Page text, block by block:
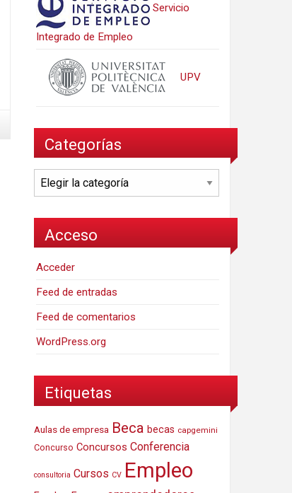
Servicio
Integrado de Empleo
UPV
Categorías
Categorías
Acceso
Acceder
Feed de entradas
Feed de comentarios
WordPress.org
Etiquetas
Aulas de empresa Beca becas capgemini
Concurso Concursos Conferencia
consultoria Cursos CV Empleo